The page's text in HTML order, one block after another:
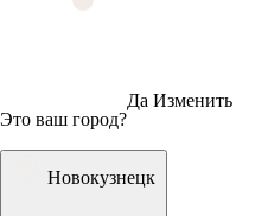
Это ваш город?
Да Изменить
Новокузнецк